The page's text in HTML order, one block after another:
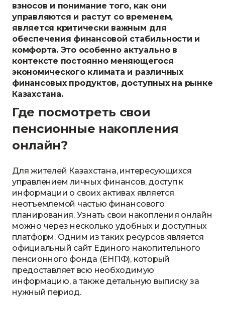
взносов и понимание того, как они
управляются и растут со временем,
является критически важным для
обеспечения финансовой стабильности и
комфорта. Это особенно актуально в
контексте постоянно меняющегося
экономического климата и различных
финансовых продуктов, доступных на рынке
Казахстана.
Где посмотреть свои
пенсионные накопления
онлайн?
Для жителей Казахстана, интересующихся
управлением личных финансов, доступ к
информации о своих активах является
неотъемлемой частью финансового
планирования. Узнать свои накопления онлайн
можно через несколько удобных и доступных
платформ. Одним из таких ресурсов является
официальный сайт Единого накопительного
пенсионного фонда (ЕНПФ), который
предоставляет всю необходимую
информацию, а также детальную выписку за
нужный период.